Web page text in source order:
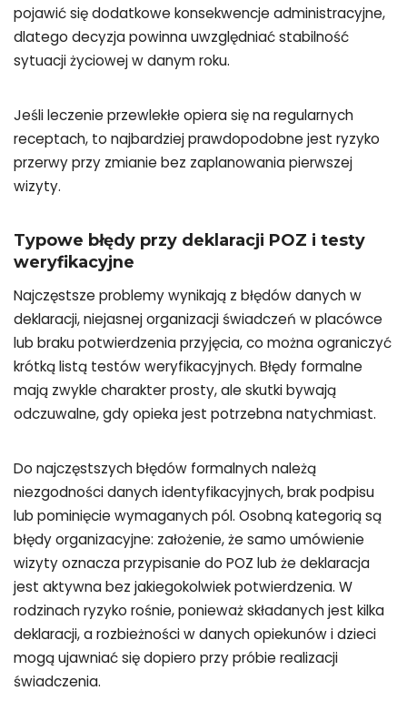
pojawić się dodatkowe konsekwencje administracyjne,
dlatego decyzja powinna uwzględniać stabilność
sytuacji życiowej w danym roku.
Jeśli leczenie przewlekłe opiera się na regularnych
receptach, to najbardziej prawdopodobne jest ryzyko
przerwy przy zmianie bez zaplanowania pierwszej
wizyty.
Typowe błędy przy deklaracji POZ i testy
weryfikacyjne
Najczęstsze problemy wynikają z błędów danych w
deklaracji, niejasnej organizacji świadczeń w placówce
lub braku potwierdzenia przyjęcia, co można ograniczyć
krótką listą testów weryfikacyjnych. Błędy formalne
mają zwykle charakter prosty, ale skutki bywają
odczuwalne, gdy opieka jest potrzebna natychmiast.
Do najczęstszych błędów formalnych należą
niezgodności danych identyfikacyjnych, brak podpisu
lub pominięcie wymaganych pól. Osobną kategorią są
błędy organizacyjne: założenie, że samo umówienie
wizyty oznacza przypisanie do POZ lub że deklaracja
jest aktywna bez jakiegokolwiek potwierdzenia. W
rodzinach ryzyko rośnie, ponieważ składanych jest kilka
deklaracji, a rozbieżności w danych opiekunów i dzieci
mogą ujawniać się dopiero przy próbie realizacji
świadczenia.